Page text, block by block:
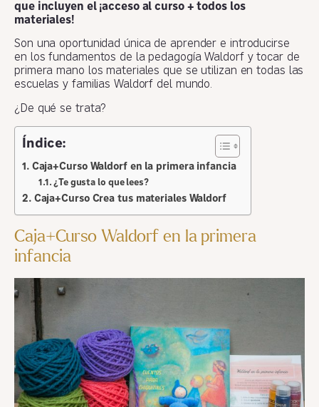
que incluyen el ¡acceso al curso + todos los
materiales!
Son una oportunidad única de aprender e introducirse
en los fundamentos de la pedagogía Waldorf y tocar de
primera mano los materiales que se utilizan en todas las
escuelas y familias Waldorf del mundo.
¿De qué se trata?
Índice:
Caja+Curso Waldorf en la primera infancia
¿Te gusta lo que lees?
Caja+Curso Crea tus materiales Waldorf
Caja+Curso Waldorf en la primera
infancia